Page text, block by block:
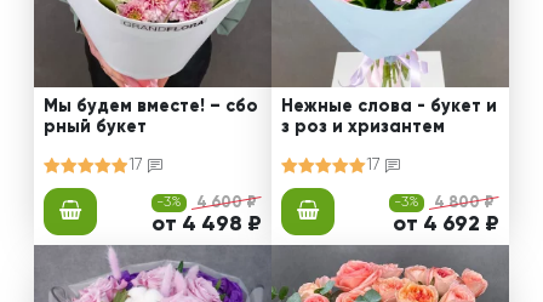
Мы будем вместе! – сбо
рный букет
17
-3% 4 600 ₽
от 4 498 ₽
Нежные слова - букет и
з роз и хризантем
17
-3% 4 800 ₽
от 4 692 ₽